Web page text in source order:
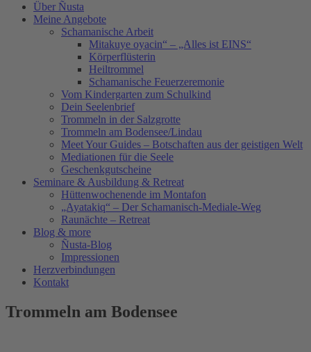
Über Ñusta
Meine Angebote
Schamanische Arbeit
Mitakuye oyacin“ – „Alles ist EINS“
Körperflüsterin
Heiltrommel
Schamanische Feuerzeremonie
Vom Kindergarten zum Schulkind
Dein Seelenbrief
Trommeln in der Salzgrotte
Trommeln am Bodensee/Lindau
Meet Your Guides – Botschaften aus der geistigen Welt
Mediationen für die Seele
Geschenkgutscheine
Seminare & Ausbildung & Retreat
Hüttenwochenende im Montafon
„Ayatakiq“ – Der Schamanisch-Mediale-Weg
Raunächte – Retreat
Blog & more
Ñusta-Blog
Impressionen
Herzverbindungen
Kontakt
Trommeln am Bodensee